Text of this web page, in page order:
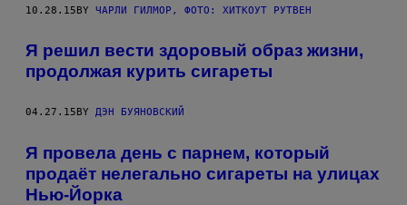
10.28.15BY ЧАРЛИ ГИЛМОР, ФОТО: ХИТКОУТ РУТВЕН
Я решил вести здоровый образ жизни,
продолжая курить сигареты
04.27.15 BY ДЭН БУЯНОВСКИЙ
Я провела день с парнем, который
продаёт нелегально сигареты на улицах
Нью-Йорка